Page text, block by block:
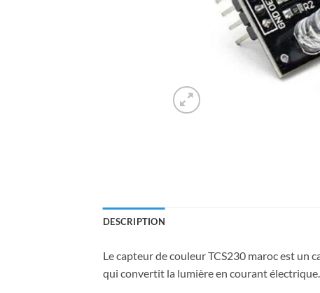
DESCRIPTION
Le capteur de couleur TCS230 maroc est un
qui convertit la lumière en courant